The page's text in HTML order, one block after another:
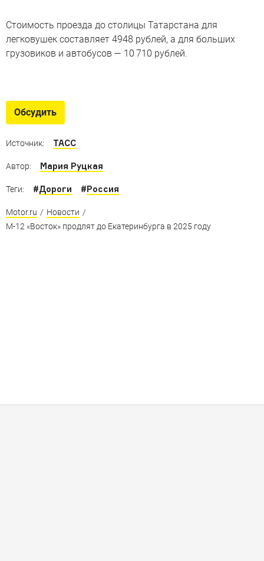
Стоимость проезда до столицы Татарстана для
легковушек составляет 4948 рублей, а для больших
грузовиков и автобусов — 10 710 рублей.
Новые исполнения хорошо знакомых моделей
Обсудить
Источник: ТАСС
Автор: Мария Руцкая
Теги: #Дороги #Россия
Motor.ru / Новости /
М-12 «Восток» продлят до Екатеринбурга в 2025 году